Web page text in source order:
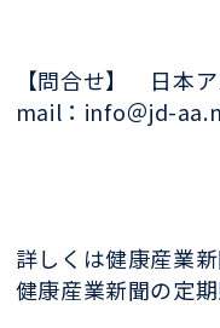
【問合せ】 日本
mail：info＠jd-
詳しくは健康産業
健康産業新聞の定